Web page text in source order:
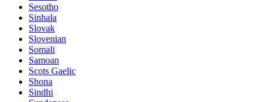
Sesotho
Sinhala
Slovak
Slovenian
Somali
Samoan
Scots Gaelic
Shona
Sindhi